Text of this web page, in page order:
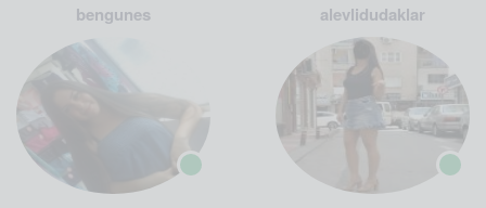
bengunes alevlidudaklar